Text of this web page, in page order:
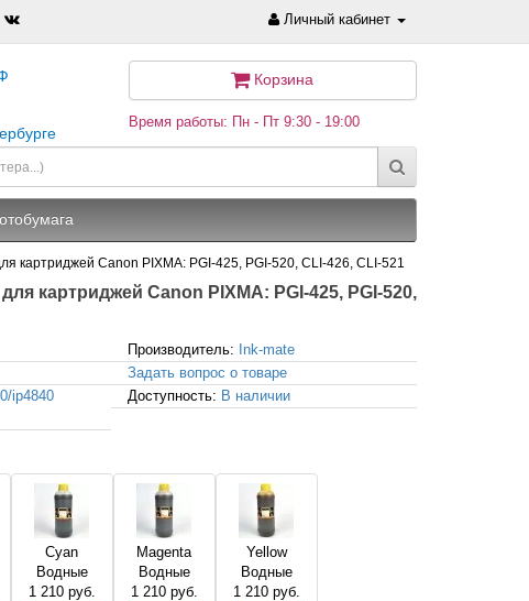
Личный кабинет
Корзина
Время работы: Пн - Пт 9:30 - 19:00
картриджей Canon PIXMA: PGI-425, PGI-520, CLI-426, CLI-521
картриджей Canon PIXMA: PGI-425, PGI-520,
Производитель: Ink-mate
Задать вопрос о товаре
ip4840
Доступность: В наличии
Cyan
Водные
1 210руб.
Magenta
Водные
1 210руб.
Yellow
Водные
1 210руб.